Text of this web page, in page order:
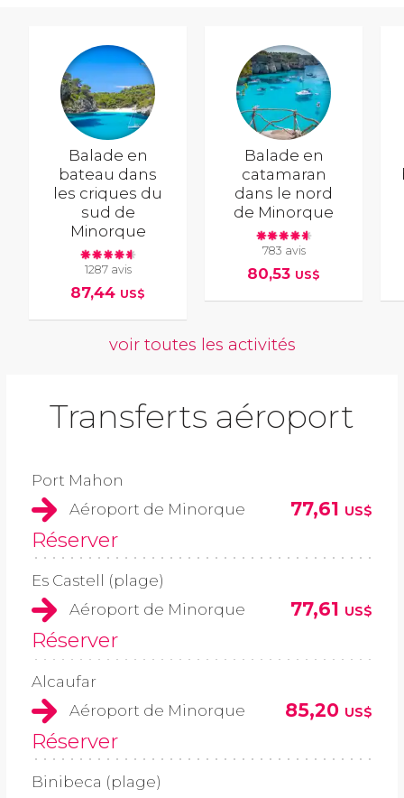
Balade en
bateau dans
les criques du
sud de
Minorque
1287 avis
87,44 US$
Balade en
catamaran
dans le nord
de Minorque
783 avis
80,53 US$
voir toutes les activités
Transferts aéroport
Port Mahon
Aéroport de Minorque
77,61 US$
Réserver
Es Castell (plage)
Aéroport de Minorque
77,61 US$
Réserver
Alcaufar
Aéroport de Minorque
85,20 US$
Réserver
Binibeca (plage)